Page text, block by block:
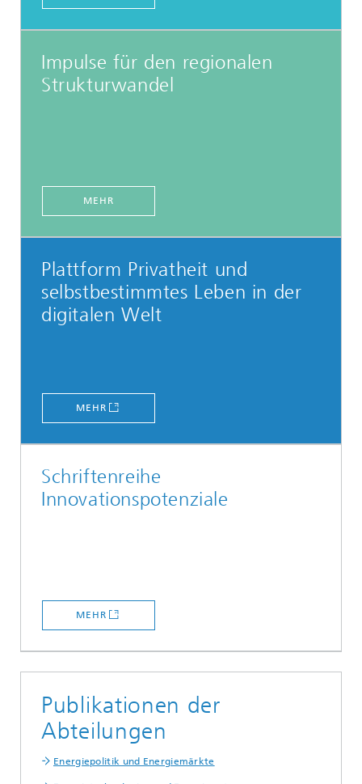
Impulse für den regionalen
Strukturwandel
MEHR
Plattform Privatheit und
selbstbestimmtes Leben in der
digitalen Welt
MEHR
Schriftenreihe
Innovationspotenziale
MEHR
Publikationen der
Abteilungen
Energiepolitik und Energiemärkte